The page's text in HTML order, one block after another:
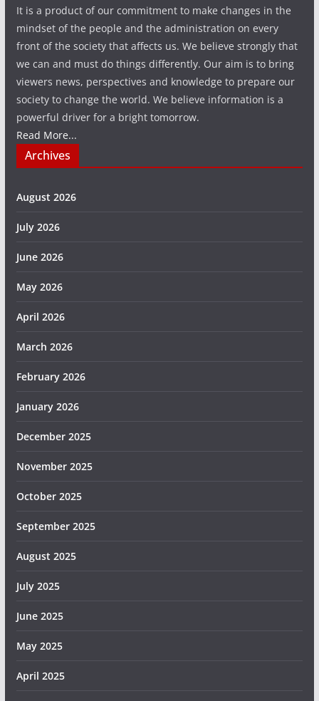
It is a product of our commitment to make changes in the
mindset of the people and the administration on every
front of the society that affects us. We believe strongly that
we can and must do things differently. Our aim is to bring
viewers news, perspectives and knowledge to prepare our
society to change the world. We believe information is a
powerful driver for a bright tomorrow.
Read More...
Archives
August 2026
July 2026
June 2026
May 2026
April 2026
March 2026
February 2026
January 2026
December 2025
November 2025
October 2025
September 2025
August 2025
July 2025
June 2025
May 2025
April 2025